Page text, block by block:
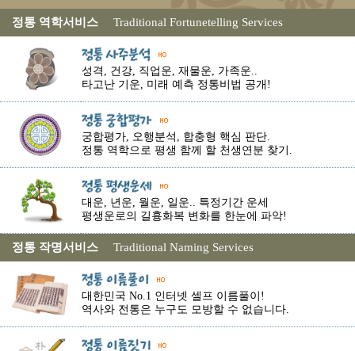
정통 역학서비스 Traditional Fortunetelling Services
성격, 건강, 직업운, 재물운, 가족운..
타고난 기운, 미래 예측 정통비법 공개!
궁합평가, 오행분석, 합충형 핵심 판단.
정통 역학으로 평생 함께 할 천생연분 찾기.
대운, 년운, 월운, 일운.. 특정기간 운세
평생운로의 길흉화복 변화를 한눈에 파악!
정통 작명서비스 Traditional Naming Services
대한민국 No.1 인터넷 셀프 이름풀이!
역사와 전통은 누구도 모방할 수 없습니다.